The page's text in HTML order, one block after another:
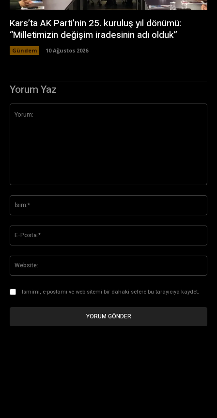
Kars’ta AK Parti’nin 25. kuruluş yıl dönümü:
“Milletimizin değişim iradesinin adı olduk”
Gündem 10 Ağustos 2026
Yorum Yaz
Ismimi, e-postamı ve web sitemi bir dahaki sefere bu tarayıcıya kaydet.